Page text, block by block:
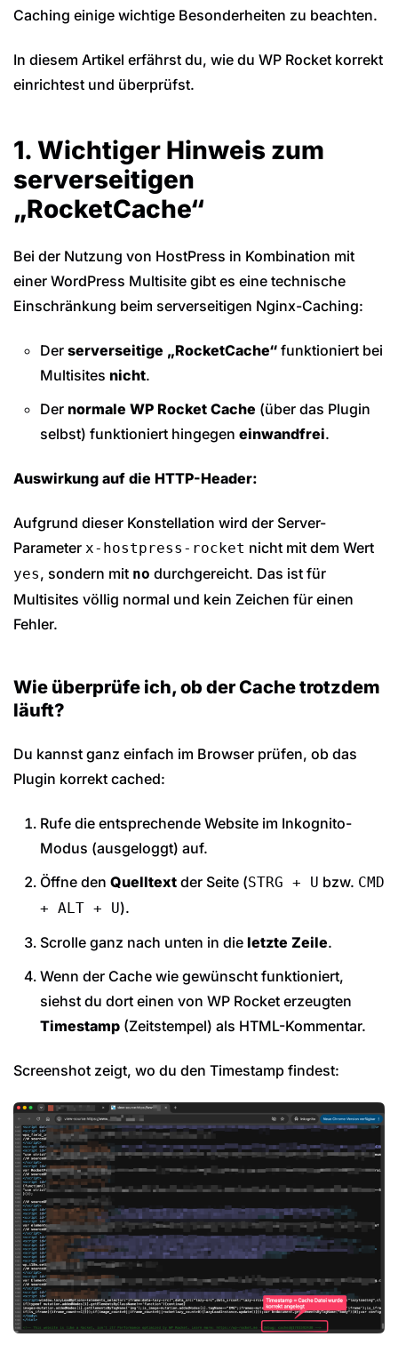
Caching einige wichtige Besonderheiten zu beachten.
In diesem Artikel erfährst du, wie du WP Rocket korrekt
einrichtest und überprüfst.
1. Wichtiger Hinweis zum
serverseitigen
„RocketCache“
Bei der Nutzung von HostPress in Kombination mit
einer WordPress Multisite gibt es eine technische
Einschränkung beim serverseitigen Nginx-Caching:
Der serverseitige „RocketCache“ funktioniert bei
Multisites nicht.
Der normale WP Rocket Cache (über das Plugin
selbst) funktioniert hingegen einwandfrei.
Auswirkung auf die HTTP-Header:
Aufgrund dieser Konstellation wird der Server-
Parameter x-hostpress-rocket nicht mit dem Wert
yes, sondern mit no durchgereicht. Das ist für
Multisites völlig normal und kein Zeichen für einen
Fehler.
Wie überprüfe ich, ob der Cache trotzdem
läuft?
Du kannst ganz einfach im Browser prüfen, ob das
Plugin korrekt cached:
Rufe die entsprechende Website im Inkognito-
Modus (ausgeloggt) auf.
Öffne den Quelltext der Seite (STRG + U bzw. CMD
+ ALT + U).
Scrolle ganz nach unten in die letzte Zeile.
Wenn der Cache wie gewünscht funktioniert,
siehst du dort einen von WP Rocket erzeugten
Timestamp (Zeitstempel) als HTML-Kommentar.
Screenshot zeigt, wo du den Timestamp findest: